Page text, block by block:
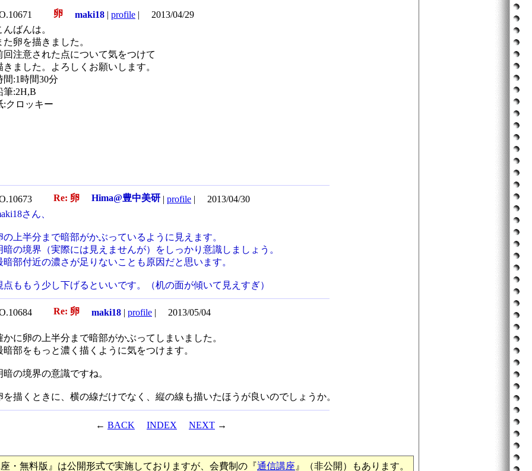
卵 maki18 | profile |
2013/04/29
んばんは。
た卵を描きました。
回注意された点について気をつけて
きました。よろしくお願いします。
間:1時間30分
筆:2H,B
:クロッキー
Re: 卵 Hima@豊中美研 | profile |
2013/04/30
さん、
の上半分まで暗部がかぶっているように見えます。
暗の境界（実際には見えませんが）をしっかり意識しましょう。
暗部付近の濃さが足りないことも原因だと思います。
点ももう少し下げるといいです。（机の面が傾いて見えすぎ）
Re: 卵 maki18 | profile | 2013/05/04
かに卵の上半分まで暗部がかぶってしまいました。
暗部をもっと濃く描くように気をつけます。
暗の境界の意識ですね。
を描くときに、横の線だけでなく、縦の線も描いたほうが良いのでしょうか。
← BACK INDEX NEXT →
・無料版』は公開形式で実施しておりますが、会費制の『通信講座 』（非公開）もあります。